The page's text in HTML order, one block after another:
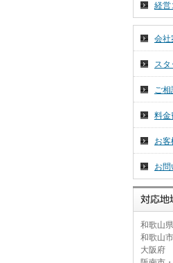
2026年
～和歌
経営
会社
ス
ご
料金
お客
お
和歌山
和歌山
大阪府